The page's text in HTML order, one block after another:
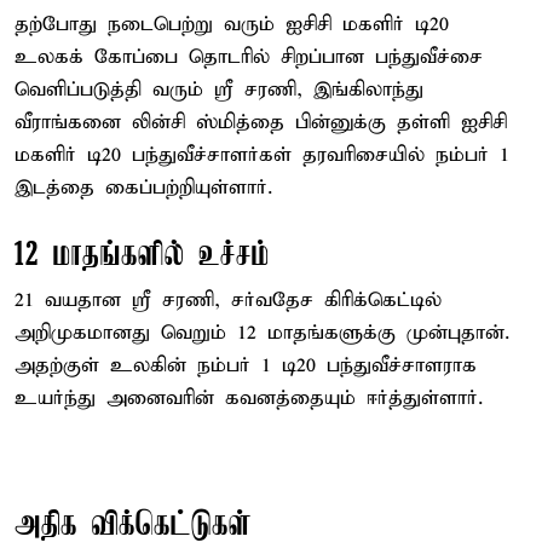
தற்போது நடைபெற்று வரும் ஐசிசி மகளிர் டி20
உலகக் கோப்பை தொடரில் சிறப்பான பந்துவீச்சை
வெளிப்படுத்தி வரும் ஸ்ரீ சரணி, இங்கிலாந்து
வீராங்கனை லின்சி ஸ்மித்தை பின்னுக்கு தள்ளி ஐசிசி
மகளிர் டி20 பந்துவீச்சாளர்கள் தரவரிசையில் நம்பர் 1
இடத்தை கைப்பற்றியுள்ளார்.
12 மாதங்களில் உச்சம்
21 வயதான ஸ்ரீ சரணி, சர்வதேச கிரிக்கெட்டில்
அறிமுகமானது வெறும் 12 மாதங்களுக்கு முன்புதான்.
அதற்குள் உலகின் நம்பர் 1 டி20 பந்துவீச்சாளராக
உயர்ந்து அனைவரின் கவனத்தையும் ஈர்த்துள்ளார்.
அதிக விக்கெட்டுகள்